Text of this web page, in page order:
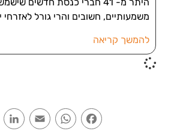
משמעותיים, חשובים והרי גורל לאזרחי
להמשך קריאה
Facebook
WhatsApp
Email